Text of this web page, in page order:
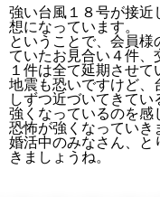
強い台風１８号が接近
想になっています。
ということで、会員様
ていたお見合い４件、
１件は全て延期させて
地震も恐いですけど、
しずつ近づいてきて
強くなっているのを感
恐怖が強くなっていき
婚活中のみなさん、と
きましょうね。